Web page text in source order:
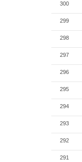
300
299
298
297
296
295
294
293
292
291